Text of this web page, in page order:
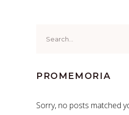
for:
PROMEMORIA
Sorry, no posts matched